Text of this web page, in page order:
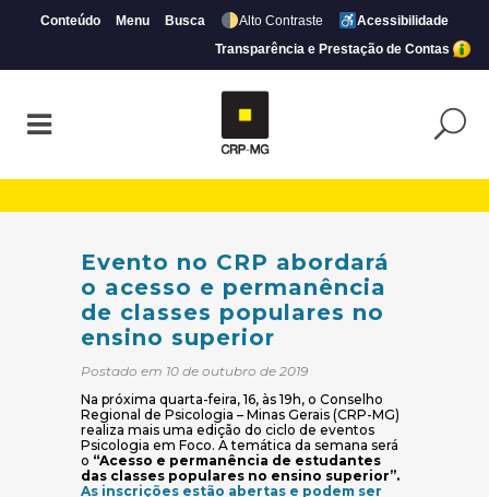
Conteúdo Menu Busca Alto Contraste
Acessibilidade
Transparência e Prestação de Contas
Evento no CRP abordará
o acesso e permanência
de classes populares no
ensino superior
Postado em 10 de outubro de 2019
Na próxima quarta-feira, 16, às 19h, o Conselho
Regional de Psicologia – Minas Gerais (CRP-MG)
realiza mais uma edição do ciclo de eventos
Psicologia em Foco. A temática da semana será
o “Acesso e permanência de estudantes
das classes populares no ensino superior”.
As inscrições estão abertas e podem ser